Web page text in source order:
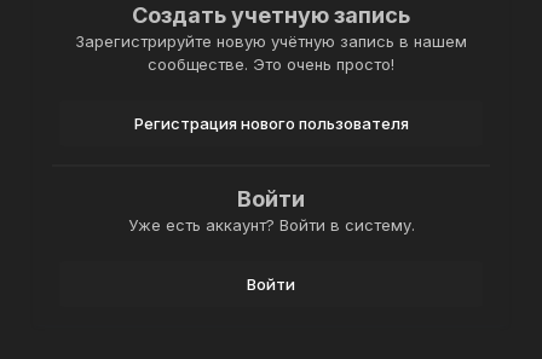
Создать учетную запись
Зарегистрируйте новую учётную запись в нашем
сообществе. Это очень просто!
Регистрация нового пользователя
Войти
Уже есть аккаунт? Войти в систему.
Войти